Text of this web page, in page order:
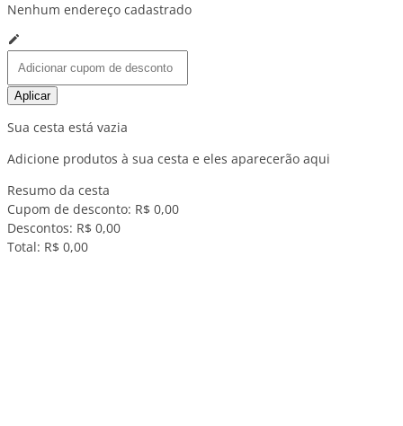
Nenhum endereço cadastrado
Aplicar
Sua cesta está vazia
Adicione produtos à sua cesta e eles aparecerão aqui
Resumo da cesta
Cupom de desconto: R$ 0,00
Descontos: R$ 0,00
Total: R$ 0,00